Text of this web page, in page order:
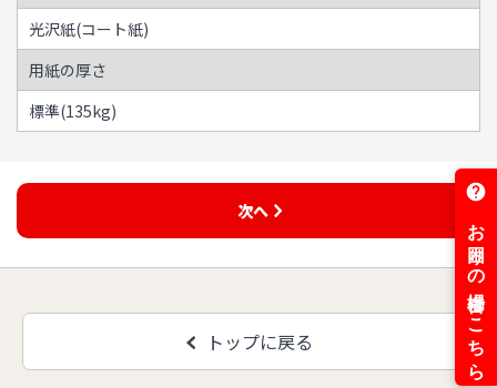
光沢紙(コート紙)
用紙の厚さ
標準(135kg)
次へ
トップに戻る